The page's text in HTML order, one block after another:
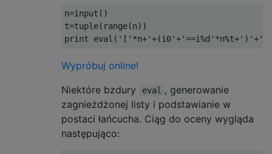
n=input ()
t=tuple( range(n))
print eval ( '[' *n+'+(i0'+'==i%d' *n%t+')'+
Wypróbuj online!
Niektóre bzdury
eval , generowanie
zagnieżdżonej listy i podstawianie w
postaci łańcucha. Ciąg do oceny wygląda
następująco: